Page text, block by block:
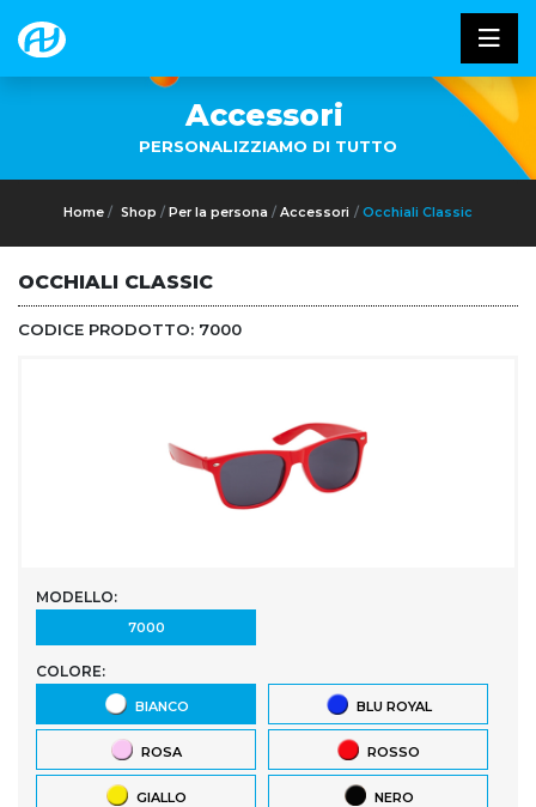
Accessori
PERSONALIZZIAMO DI TUTTO
Home Shop Per la persona Accessori Occhiali Classic
OCCHIALI CLASSIC
CODICE PRODOTTO: 7000
MODELLO:
7000
COLORE:
BIANCO BLU ROYAL
ROSA ROSSO
GIALLO NERO